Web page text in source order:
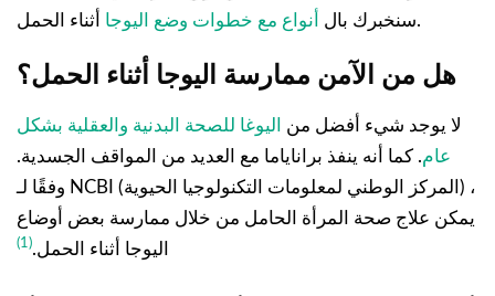
سنخبرك بال
أنواع مع خطوات وضع اليوجا أثناء الحمل.
هل من الآمن ممارسة اليوجا أثناء الحمل؟
لا يوجد شيء أفضل من
اليوغا للصحة البدنية والعقلية بشكل
عام. كما أنه ينفذ براناياما مع العديد من المواقف الجسدية.
وفقًا لـ NCBI (المركز الوطني لمعلومات التكنولوجيا الحيوية) ،
يمكن علاج صحة المرأة الحامل من خلال ممارسة بعض أوضاع
اليوجا أثناء الحمل.(1)